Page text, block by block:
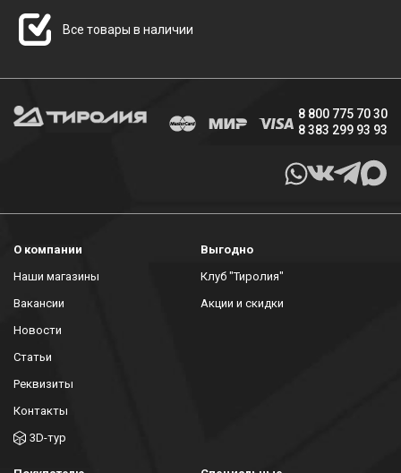
Все товары в наличии
8 800 775 70 30
8 383 299 93 93
О компании
Наши магазины
Вакансии
Новости
Статьи
Реквизиты
Контакты
3D-тур
Выгодно
Клуб "Тиролия"
Акции и скидки